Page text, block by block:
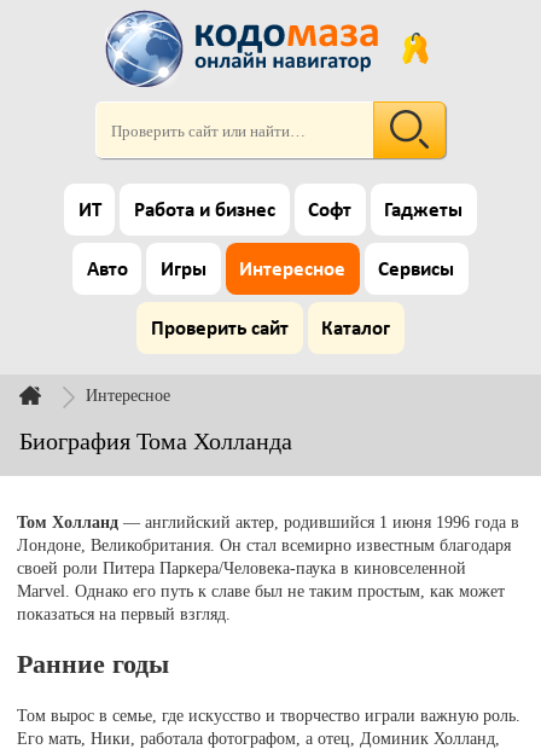
ИТ Работа и бизнес Софт Гаджеты
Авто Игры Интересное Сервисы
Проверить сайт Каталог
Интересное
Биография Тома Холланда
Том Холланд — английский актер, родившийся 1 июня 1996 года в
Лондоне, Великобритания. Он стал всемирно известным благодаря
своей роли Питера Паркера/Человека-паука в киновселенной
Marvel. Однако его путь к славе был не таким простым, как может
показаться на первый взгляд.
Ранние годы
Том вырос в семье, где искусство и творчество играли важную роль.
Его мать, Ники, работала фотографом, а отец, Доминик Холланд,